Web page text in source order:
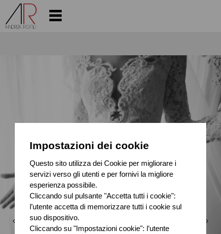
Impostazioni dei cookie
Questo sito utilizza dei Cookie per migliorare i
servizi verso gli utenti e per fornivi la migliore
esperienza possibile.
Cliccando sul pulsante "Accetta tutti i cookie":
l’utente accetta di memorizzare tutti i cookie sul
suo dispositivo.
Cliccando su "Impostazioni cookie": l’utente